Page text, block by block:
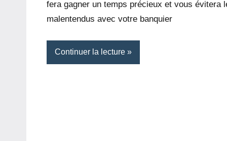
fera gagner un temps précieux et vous évitera
malentendus avec votre banquier
Continuer la lecture